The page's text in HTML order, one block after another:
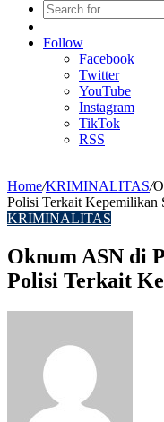
Article
Follow
Facebook
Twitter
YouTube
Instagram
TikTok
RSS
Home/KRIMINALITAS/
Polisi Terkait Kepemilikan
KRIMINALITAS
Oknum ASN di
Polisi Terkait